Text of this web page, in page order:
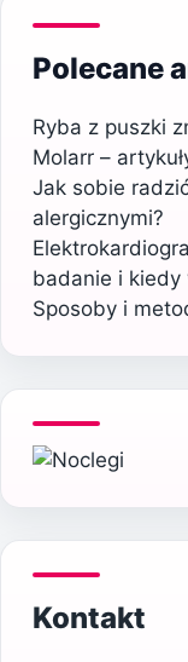
Polecane
Ryba z puszki
Molarr –
Jak sobie
alergicznymi?
badanie i kiedy
Sposoby i
Kontakt